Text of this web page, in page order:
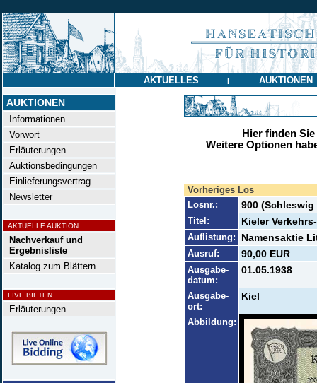
AKTUELLES | AUKTIONEN
AUKTIONEN
Informationen
Vorwort
Erläuterungen
Auktionsbedingungen
Einlieferungsvertrag
Newsletter
AKTUELLE AUKTION
Nachverkauf und
Ergebnisliste
Katalog zum Blättern
LIVE BIETEN
Erläuterungen
Hier finden
Weitere Optionen
Vorheriges Los
Losnr.:
900
Titel: Kieler
Auflistung: Namensaktie
Ausruf: 90,00 EUR
Ausgabe-
datum:
01.05.1938
Ausgabe-
ort:
Kiel
Abbildung: